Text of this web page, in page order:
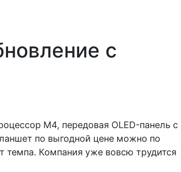
с
M4, передовая OLED-панель с
по выгодной цене можно по
темпа. Компания уже вовсю трудится